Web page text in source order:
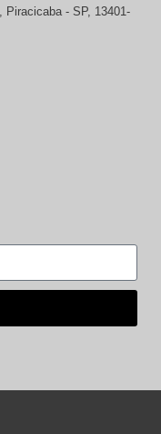
Piracicaba - SP, 13401-